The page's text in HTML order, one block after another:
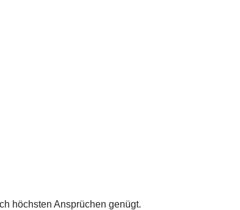
höchsten Ansprüchen genügt.